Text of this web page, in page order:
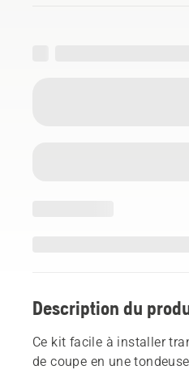
Description du
Ce kit facile à installer
de coupe en une